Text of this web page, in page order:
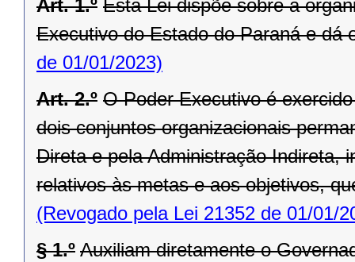
Art. 1.º Esta Lei dispõe sobre a
Executivo do Estado do Paraná e dá
de 01/01/2023)
Art. 2.º O Poder Executivo é
dois conjuntos organizacionais
Direta e pela Administração Indireta,
relativos às metas e aos objetivos,
(Revogado pela Lei 21352 de 01/01/
§ 1.º Auxiliam diretamente o